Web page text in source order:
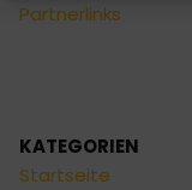
Partnerlinks
KATEGORIEN
Startseite